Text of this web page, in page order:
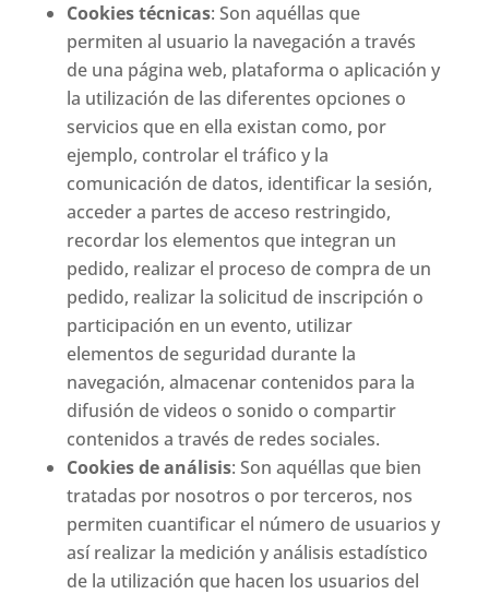
Cookies técnicas: Son aquéllas que
permiten al usuario la navegación a través
de una página web, plataforma o aplicación y
la utilización de las diferentes opciones o
servicios que en ella existan como, por
ejemplo, controlar el tráfico y la
comunicación de datos, identificar la sesión,
acceder a partes de acceso restringido,
recordar los elementos que integran un
pedido, realizar el proceso de compra de un
pedido, realizar la solicitud de inscripción o
participación en un evento, utilizar
elementos de seguridad durante la
navegación, almacenar contenidos para la
difusión de videos o sonido o compartir
contenidos a través de redes sociales.
Cookies de análisis: Son aquéllas que bien
tratadas por nosotros o por terceros, nos
permiten cuantificar el número de usuarios y
así realizar la medición y análisis estadístico
de la utilización que hacen los usuarios del